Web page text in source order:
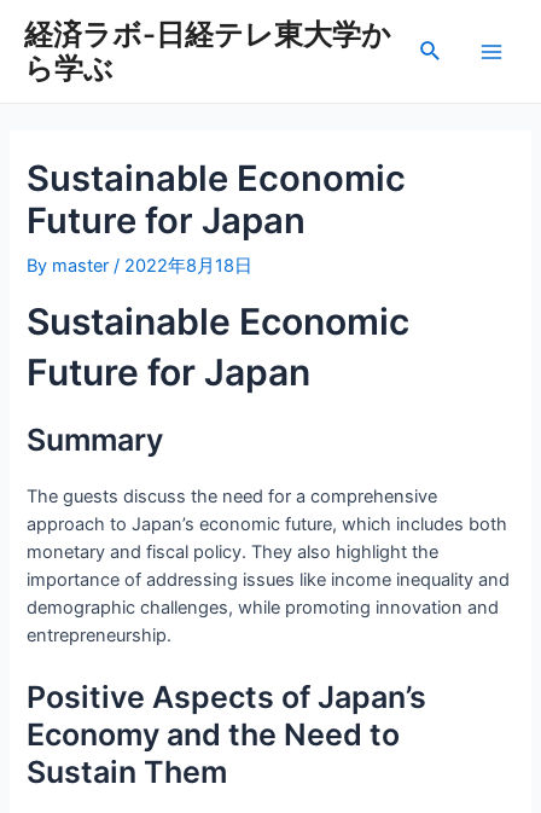
経済ラボ-日経テレ東大学か
ら学ぶ
検
Sustainable Economic
Future for Japan
By master / 2022年8月18日
Sustainable Economic
Future for Japan
Summary
The guests discuss the need for a comprehensive
approach to Japan’s economic future, which includes both
monetary and fiscal policy. They also highlight the
importance of addressing issues like income inequality and
demographic challenges, while promoting innovation and
entrepreneurship.
Positive Aspects of Japan’s
Economy and the Need to
Sustain Them